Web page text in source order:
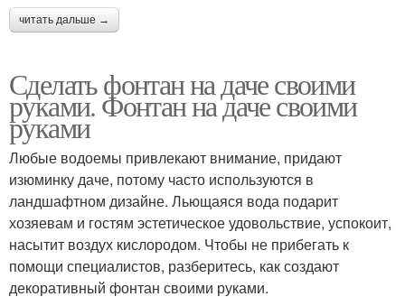
читать дальше →
Сделать фонтан на даче своими
руками. Фонтан на даче своими
руками
Любые водоемы привлекают внимание, придают
изюминку даче, потому часто используются в
ландшафтном дизайне. Льющаяся вода подарит
хозяевам и гостям эстетическое удовольствие, успокоит,
насытит воздух кислородом. Чтобы не прибегать к
помощи специалистов, разберитесь, как создают
декоративный фонтан своими руками.